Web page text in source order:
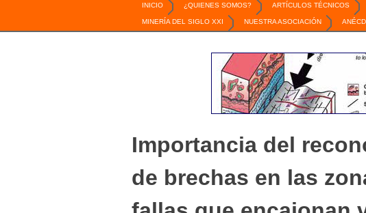
INICIO ¿QUIENES SOMOS? ARTÍCULOS TÉCNICOS
MINERÍA DEL SIGLO XXI NUESTRA ASOCIACIÓN
Importancia del
de brechas en las